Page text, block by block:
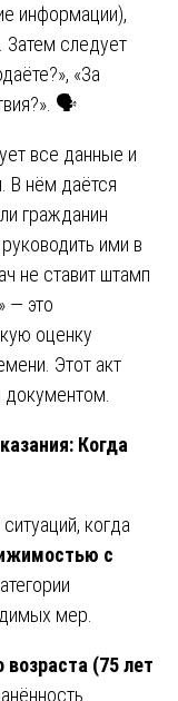
информации),
Затем следует
«За
🗣️
все данные и
В нём даётся
гражданин
ими в
не ставит штамп
— это
оценку
Этот акт
Когда
когда
с
мер.
(75 лет